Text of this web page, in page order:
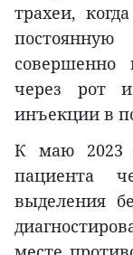
трахеи,
через рот и
инъекции в
К маю 2023
пациента
выделения